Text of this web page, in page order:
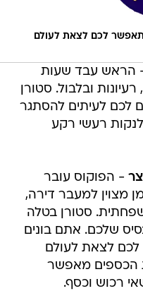
לכם לצאת לעולם
הראש עבד שעות
ובלבול. סטורן
לכם לעיתים להסתגר
רעשי רקע
- הפוקוס עובר
מצוין למעבר דירה,
סטורן בטלה
שלכם. אתם בונים
לצאת לעולם
הכספים מאפשר
רכוש וכסף.